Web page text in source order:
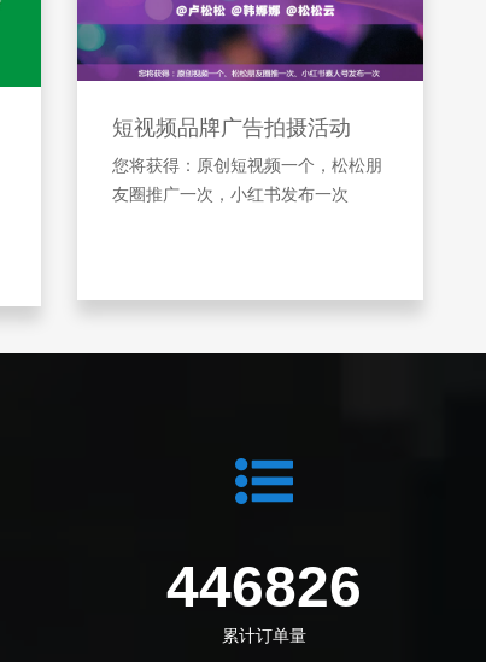
短视频品牌广告拍摄活动
您将获得：原创短视频一个，松松朋
友圈推广一次，小红书发布一次
584311
累计订单量